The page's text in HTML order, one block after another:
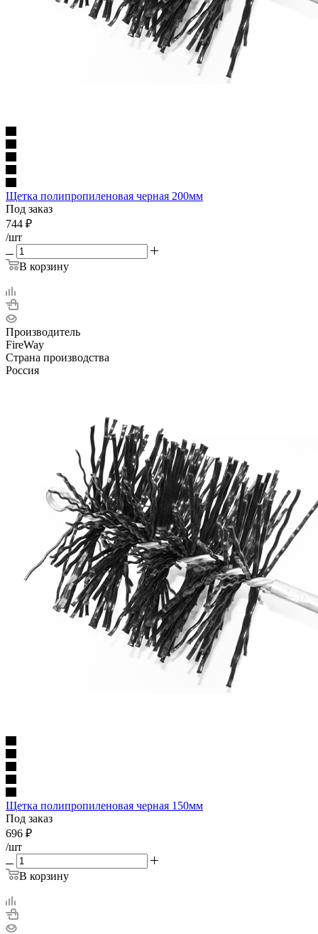
Щетка полипропиленовая черная 200мм
Под заказ
744 ₽
/шт
В корзину
Производитель
FireWay
Страна производства
Россия
Щетка полипропиленовая черная 150мм
Под заказ
696 ₽
/шт
В корзину